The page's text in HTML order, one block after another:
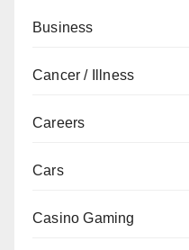
Business
Cancer / Illness
Careers
Cars
Casino Gaming